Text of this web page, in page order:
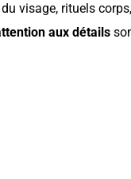
visage, rituels
aux détails